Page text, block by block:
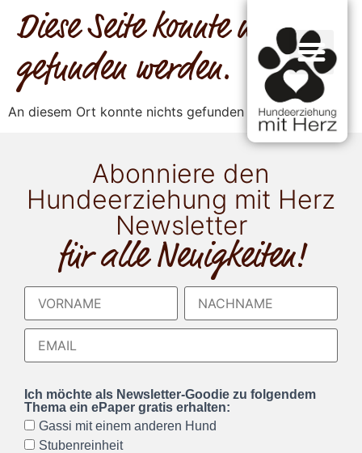
Diese Seite konnte nicht
gefunden werden.
An diesem Ort konnte nichts gefunden werden.
Abonniere den
Hundeerziehung mit Herz
Newsletter
für alle Neuigkeiten!
Ich möchte als Newsletter-Goodie zu folgendem
Thema ein ePaper gratis erhalten:
Gassi mit einem anderen Hund
Stubenreinheit